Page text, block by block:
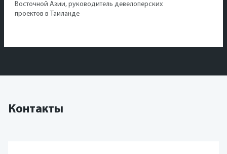
Восточной Азии, руководитель девелоперских
проектов в Таиланде
Контакты